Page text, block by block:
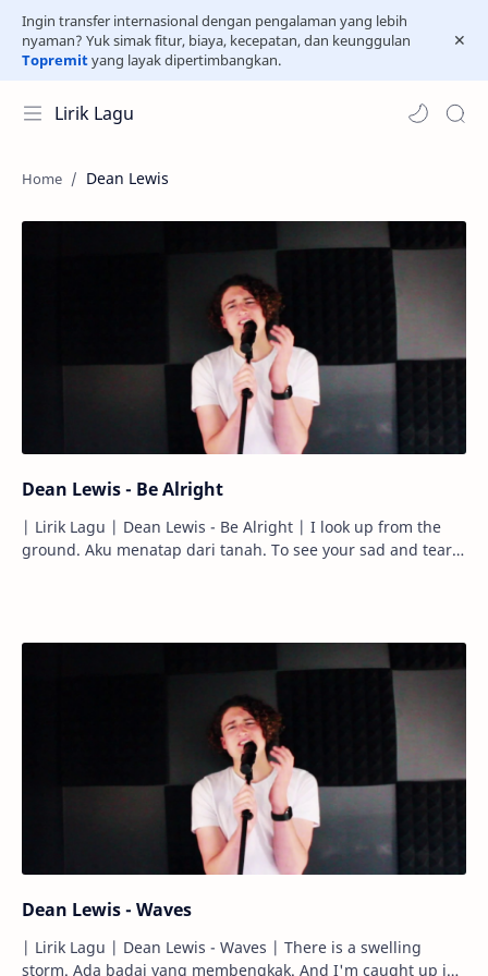
Ingin transfer internasional dengan pengalaman yang lebih
nyaman? Yuk simak fitur, biaya, kecepatan, dan keunggulan
Topremityang layak dipertimbangkan.
Lirik Lagu
Dean Lewis
Dean Lewis - Be Alright
| Lirik Lagu | Dean Lewis - Be Alright | I look up from the
ground. Aku menatap dari tanah. To see your sad and teary
Dean Lewis - Waves
| Lirik Lagu | Dean Lewis - Waves | There is a swelling
storm. Ada badai yang membengkak. And I'm caught up in